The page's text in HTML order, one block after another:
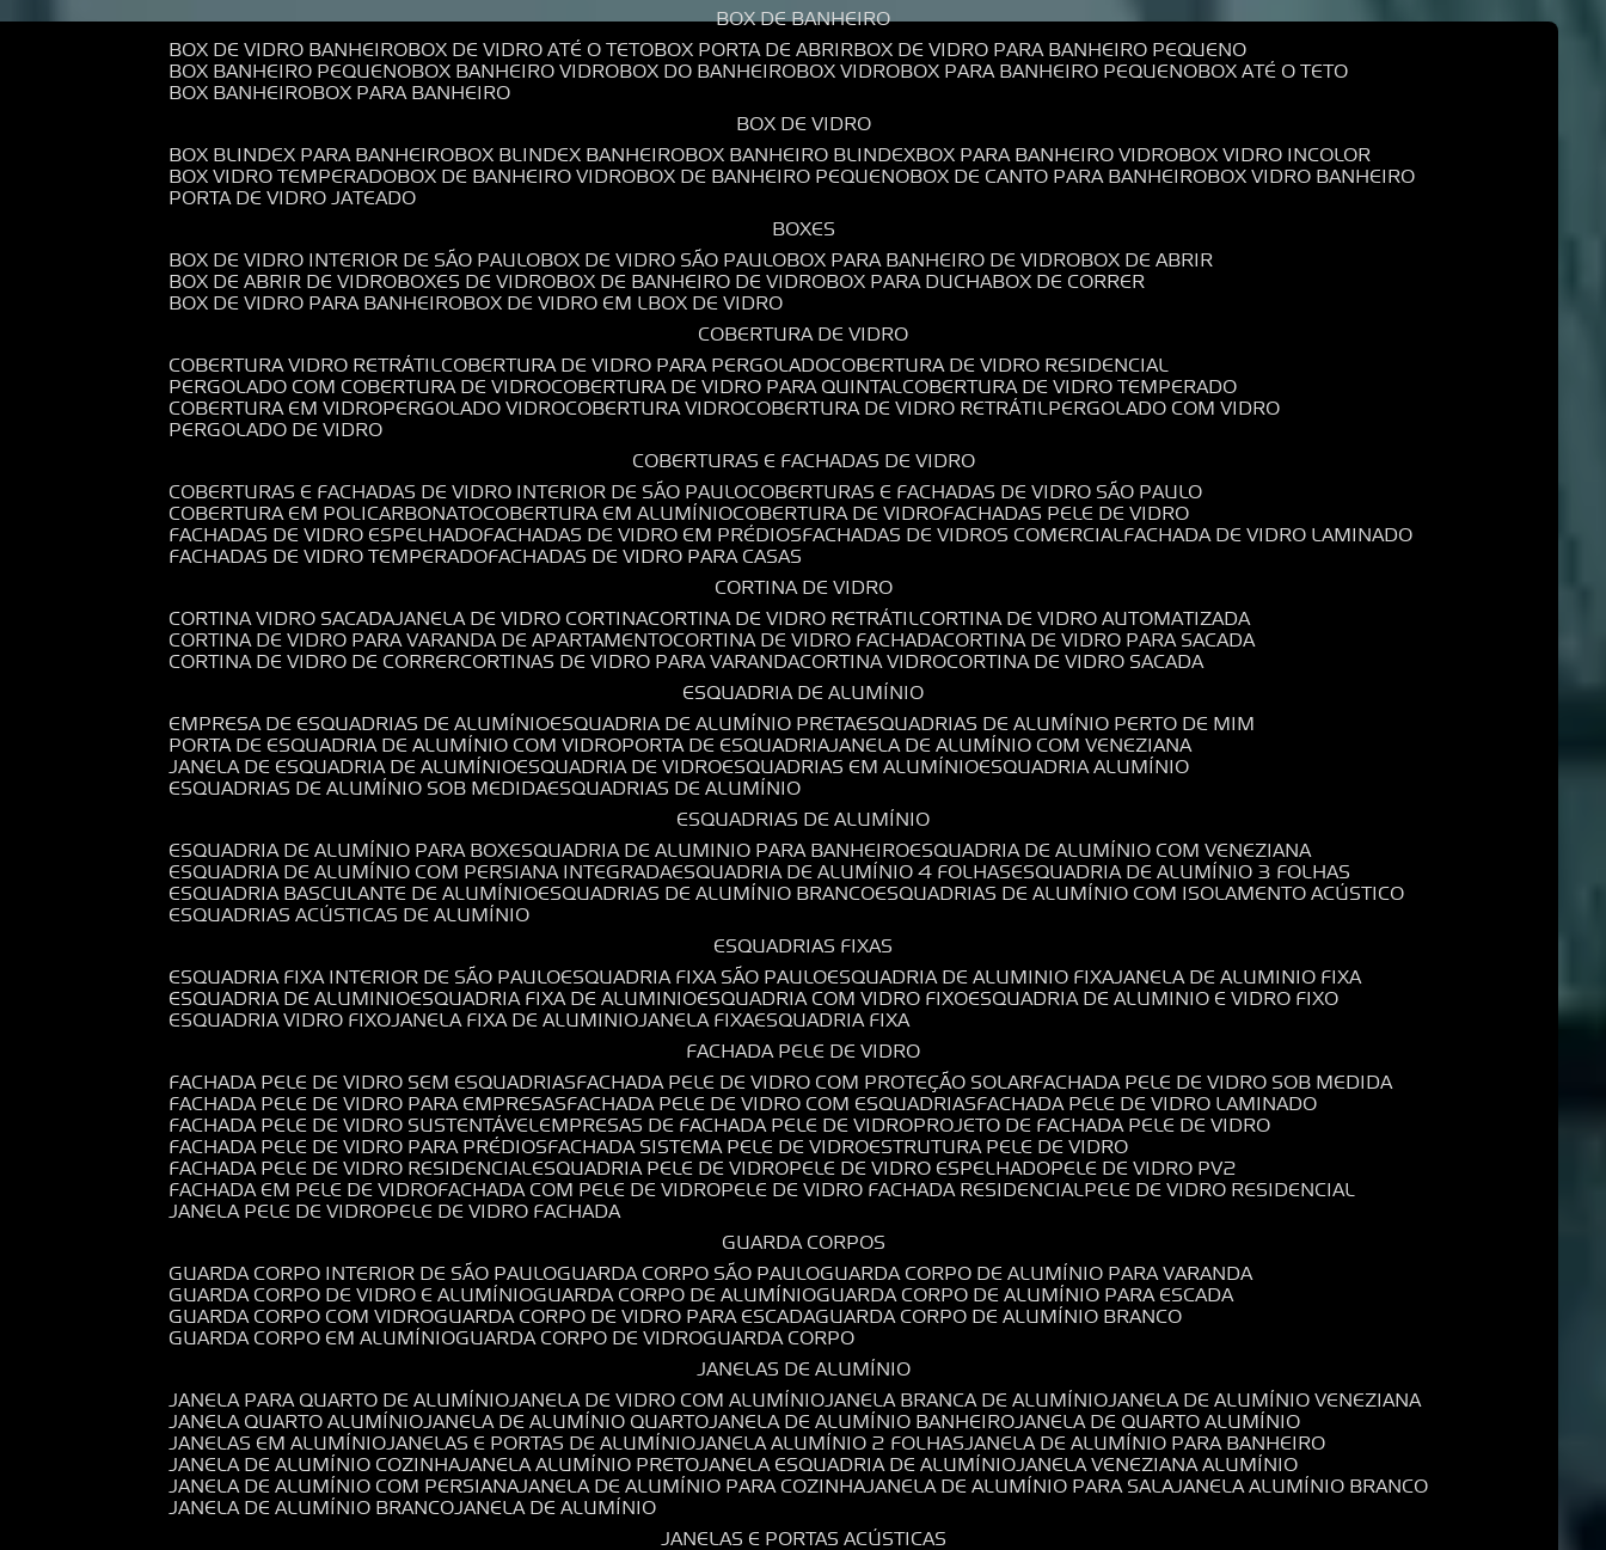
BOX DE BANHEIRO
BOX DE VIDRO BANHEIRO BOX DE VIDRO ATÉ O TETO BOX PORTA DE ABRIR BOX DE VIDRO PARA BANHEIRO PEQUENO
BOX BANHEIRO PEQUENO BOX BANHEIRO VIDRO BOX DO BANHEIRO BOX VIDRO BOX PARA BANHEIRO PEQUENO BOX ATÉ O TETO
BOX BANHEIRO BOX PARA BANHEIRO
BOX DE VIDRO
BOX BLINDEX PARA BANHEIRO BOX BLINDEX BANHEIRO BOX BANHEIRO BLINDEX BOX PARA BANHEIRO VIDRO BOX VIDRO INCOLOR
BOX VIDRO TEMPERADO BOX DE BANHEIRO VIDRO BOX DE BANHEIRO PEQUENO BOX DE CANTO PARA BANHEIRO BOX VIDRO BANHEIRO
PORTA DE VIDRO JATEADO
BOXES
BOX DE VIDRO INTERIOR DE SÃO PAULO BOX DE VIDRO SÃO PAULO BOX PARA BANHEIRO DE VIDRO BOX DE ABRIR
BOX DE ABRIR DE VIDRO BOXES DE VIDRO BOX DE BANHEIRO DE VIDRO BOX PARA DUCHA BOX DE CORRER
BOX DE VIDRO PARA BANHEIRO BOX DE VIDRO EM L BOX DE VIDRO
COBERTURA DE VIDRO
COBERTURA VIDRO RETRÁTIL COBERTURA DE VIDRO PARA PERGOLADO COBERTURA DE VIDRO RESIDENCIAL
PERGOLADO COM COBERTURA DE VIDRO COBERTURA DE VIDRO PARA QUINTAL COBERTURA DE VIDRO TEMPERADO
COBERTURA EM VIDRO PERGOLADO VIDRO COBERTURA VIDRO COBERTURA DE VIDRO RETRÁTIL PERGOLADO COM VIDRO
PERGOLADO DE VIDRO
COBERTURAS E FACHADAS DE VIDRO
COBERTURAS E FACHADAS DE VIDRO INTERIOR DE SÃO PAULO COBERTURAS E FACHADAS DE VIDRO SÃO PAULO
COBERTURA EM POLICARBONATO COBERTURA EM ALUMÍNIO COBERTURA DE VIDRO FACHADAS PELE DE VIDRO
FACHADAS DE VIDRO ESPELHADO FACHADAS DE VIDRO EM PRÉDIOS FACHADAS DE VIDROS COMERCIAL FACHADA DE VIDRO LAMINADO
FACHADAS DE VIDRO TEMPERADO FACHADAS DE VIDRO PARA CASAS
CORTINA DE VIDRO
CORTINA VIDRO SACADA JANELA DE VIDRO CORTINA CORTINA DE VIDRO RETRÁTIL CORTINA DE VIDRO AUTOMATIZADA
CORTINA DE VIDRO PARA VARANDA DE APARTAMENTO CORTINA DE VIDRO FACHADA CORTINA DE VIDRO PARA SACADA
CORTINA DE VIDRO DE CORRER CORTINAS DE VIDRO PARA VARANDA CORTINA VIDRO CORTINA DE VIDRO SACADA
ESQUADRIA DE ALUMÍNIO
EMPRESA DE ESQUADRIAS DE ALUMÍNIO ESQUADRIA DE ALUMÍNIO PRETA ESQUADRIAS DE ALUMÍNIO PERTO DE MIM
PORTA DE ESQUADRIA DE ALUMÍNIO COM VIDRO PORTA DE ESQUADRIA JANELA DE ALUMÍNIO COM VENEZIANA
JANELA DE ESQUADRIA DE ALUMÍNIO ESQUADRIA DE VIDRO ESQUADRIAS EM ALUMÍNIO ESQUADRIA ALUMÍNIO
ESQUADRIAS DE ALUMÍNIO SOB MEDIDA ESQUADRIAS DE ALUMÍNIO
ESQUADRIAS DE ALUMÍNIO
ESQUADRIA DE ALUMÍNIO PARA BOX ESQUADRIA DE ALUMINIO PARA BANHEIRO ESQUADRIA DE ALUMÍNIO COM VENEZIANA
ESQUADRIA DE ALUMÍNIO COM PERSIANA INTEGRADA ESQUADRIA DE ALUMÍNIO 4 FOLHAS ESQUADRIA DE ALUMÍNIO 3 FOLHAS
ESQUADRIA BASCULANTE DE ALUMÍNIO ESQUADRIAS DE ALUMÍNIO BRANCO ESQUADRIAS DE ALUMÍNIO COM ISOLAMENTO ACÚSTICO
ESQUADRIAS ACÚSTICAS DE ALUMÍNIO
ESQUADRIAS FIXAS
ESQUADRIA FIXA INTERIOR DE SÃO PAULO ESQUADRIA FIXA SÃO PAULO ESQUADRIA DE ALUMINIO FIXA JANELA DE ALUMINIO FIXA
ESQUADRIA DE ALUMINIO ESQUADRIA FIXA DE ALUMINIO ESQUADRIA COM VIDRO FIXO ESQUADRIA DE ALUMINIO E VIDRO FIXO
ESQUADRIA VIDRO FIXO JANELA FIXA DE ALUMINIO JANELA FIXA ESQUADRIA FIXA
FACHADA PELE DE VIDRO
FACHADA PELE DE VIDRO SEM ESQUADRIAS FACHADA PELE DE VIDRO COM PROTEÇÃO SOLAR FACHADA PELE DE VIDRO SOB MEDIDA
FACHADA PELE DE VIDRO PARA EMPRESAS FACHADA PELE DE VIDRO COM ESQUADRIAS FACHADA PELE DE VIDRO LAMINADO
FACHADA PELE DE VIDRO SUSTENTÁVEL EMPRESAS DE FACHADA PELE DE VIDRO PROJETO DE FACHADA PELE DE VIDRO
FACHADA PELE DE VIDRO PARA PRÉDIOS FACHADA SISTEMA PELE DE VIDRO ESTRUTURA PELE DE VIDRO
FACHADA PELE DE VIDRO RESIDENCIAL ESQUADRIA PELE DE VIDRO PELE DE VIDRO ESPELHADO PELE DE VIDRO PV2
FACHADA EM PELE DE VIDRO FACHADA COM PELE DE VIDRO PELE DE VIDRO FACHADA RESIDENCIAL PELE DE VIDRO RESIDENCIAL
JANELA PELE DE VIDRO PELE DE VIDRO FACHADA
GUARDA CORPOS
GUARDA CORPO INTERIOR DE SÃO PAULO GUARDA CORPO SÃO PAULO GUARDA CORPO DE ALUMÍNIO PARA VARANDA
GUARDA CORPO DE VIDRO E ALUMÍNIO GUARDA CORPO DE ALUMÍNIO GUARDA CORPO DE ALUMÍNIO PARA ESCADA
GUARDA CORPO COM VIDRO GUARDA CORPO DE VIDRO PARA ESCADA GUARDA CORPO DE ALUMÍNIO BRANCO
GUARDA CORPO EM ALUMÍNIO GUARDA CORPO DE VIDRO GUARDA CORPO
JANELAS DE ALUMÍNIO
JANELA PARA QUARTO DE ALUMÍNIO JANELA DE VIDRO COM ALUMÍNIO JANELA BRANCA DE ALUMÍNIO JANELA DE ALUMÍNIO VENEZIANA
JANELA QUARTO ALUMÍNIO JANELA DE ALUMÍNIO QUARTO JANELA DE ALUMÍNIO BANHEIRO JANELA DE QUARTO ALUMÍNIO
JANELAS EM ALUMÍNIO JANELAS E PORTAS DE ALUMÍNIO JANELA ALUMÍNIO 2 FOLHAS JANELA DE ALUMÍNIO PARA BANHEIRO
JANELA DE ALUMÍNIO COZINHA JANELA ALUMÍNIO PRETO JANELA ESQUADRIA DE ALUMÍNIO JANELA VENEZIANA ALUMÍNIO
JANELA DE ALUMÍNIO COM PERSIANA JANELA DE ALUMÍNIO PARA COZINHA JANELA DE ALUMÍNIO PARA SALA JANELA ALUMÍNIO BRANCO
JANELA DE ALUMÍNIO BRANCO JANELA DE ALUMÍNIO
JANELAS E PORTAS ACÚSTICAS